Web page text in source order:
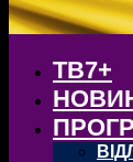
ТВ7+